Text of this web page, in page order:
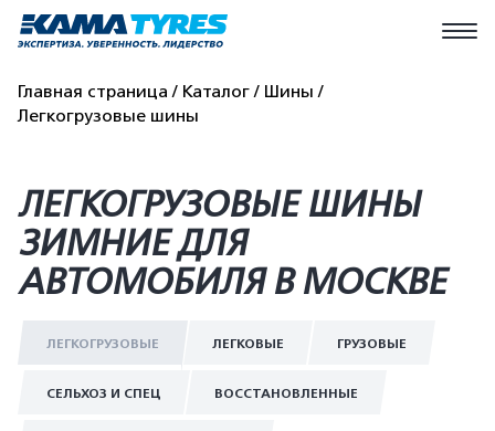
Главная страница Каталог
Шины
Легкогрузовые шины
ЛЕГКОГРУЗОВЫЕ ШИНЫ
ЗИМНИЕ ДЛЯ
АВТОМОБИЛЯ В МОСКВЕ
ЛЕГКОГРУЗОВЫЕ ЛЕГКОВЫЕ ГРУЗОВЫЕ
СЕЛЬХОЗ И СПЕЦ ВОССТАНОВЛЕННЫЕ